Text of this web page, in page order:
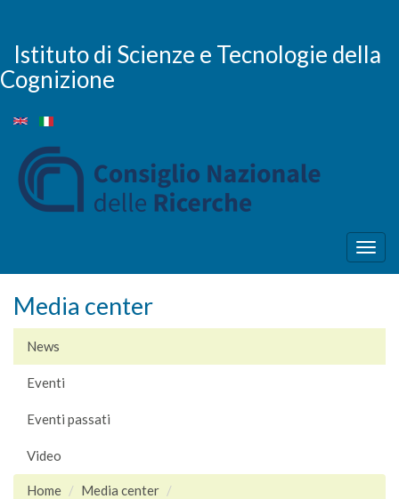
contenuto
principale
Istituto di Scienze e Tecnologie della
Cognizione
Media center
News
Eventi
Eventi passati
Video
Home
Media center